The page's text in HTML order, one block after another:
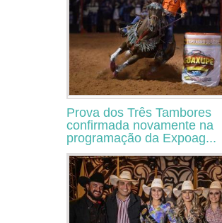
Prova dos Três Tambores
confirmada novamente na
programação da Expoag...